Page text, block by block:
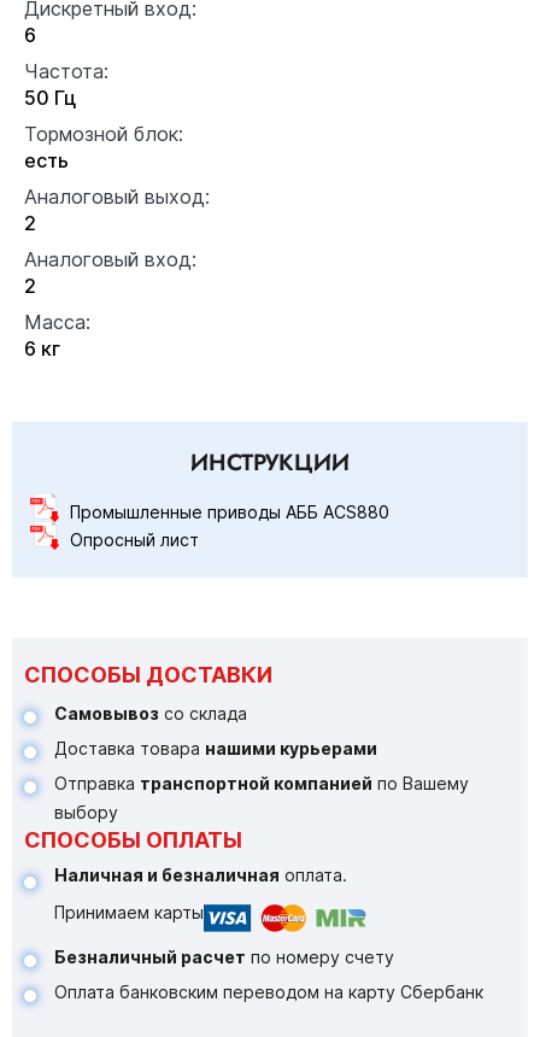
Дискретный вход:
6
Частота:
50 Гц
Тормозной блок:
есть
Аналоговый выход:
2
Аналоговый вход:
2
Масса:
6 кг
ИНСТРУКЦИИ
Промышленные приводы АББ ACS880
Опросный лист
СПОСОБЫ ДОСТАВКИ
Самовывоз со склада
Доставка товара нашими курьерами
Отправка транспортной компанией по Вашему
выбору
СПОСОБЫ ОПЛАТЫ
Наличная и безналичная оплата.
Принимаем карты
Безналичный расчет по номеру счету
Оплата банковским переводом на карту Сбербанк